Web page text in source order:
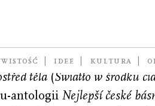
IDEE KULTURA
poetka i redaktorka,
těla(Światło w środku
antologii Nejlepší české